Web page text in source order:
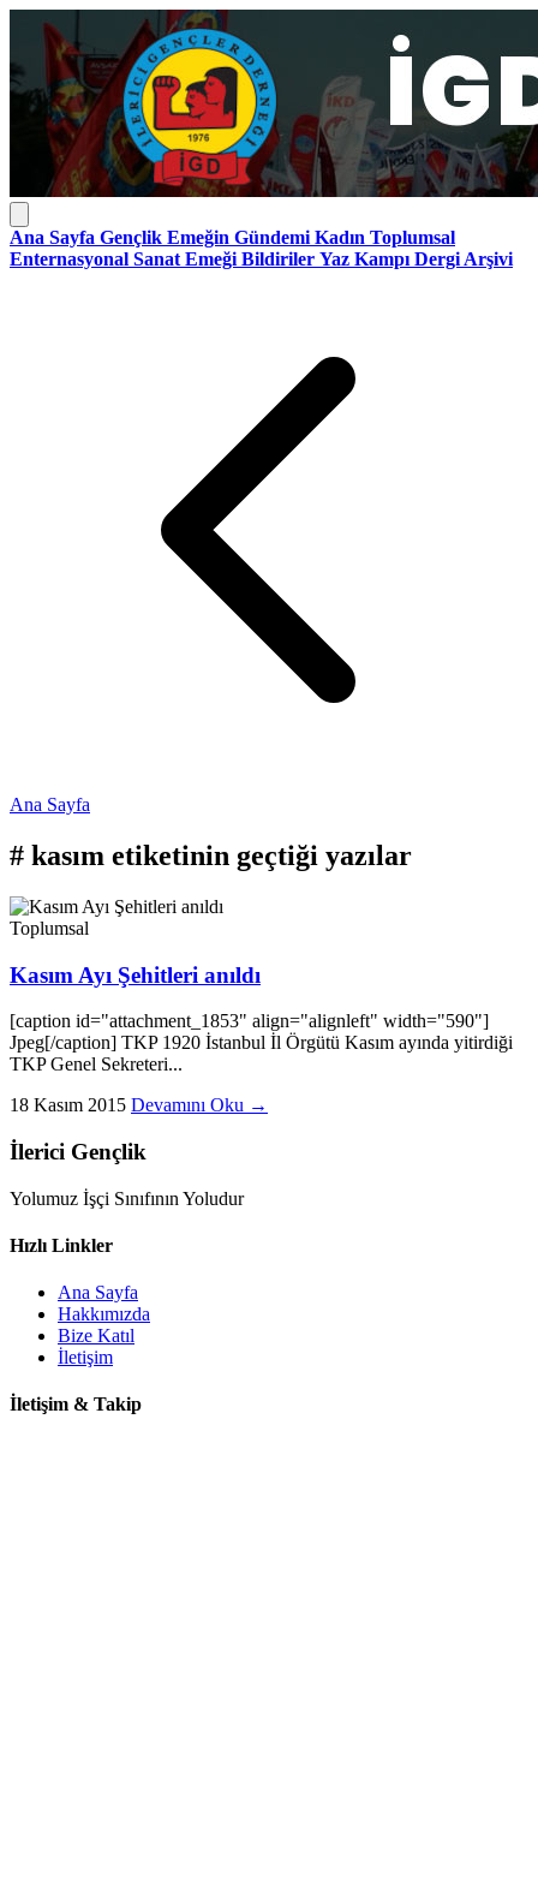
Ana Sayfa Gençlik Emeğin Gündemi Kadın Toplumsal
Enternasyonal Sanat Emeği Bildiriler Yaz Kampı Dergi Arşivi
Ana Sayfa
# kasım etiketinin geçtiği yazılar
Toplumsal
Kasım Ayı Şehitleri anıldı
[caption id="attachment_1853" align="alignleft" width="590"]
Jpeg[/caption] TKP 1920 İstanbul İl Örgütü Kasım ayında yitirdiği
TKP Genel Sekreteri...
18 Kasım 2015 Devamını Oku →
İlerici Gençlik
Yolumuz İşçi Sınıfının Yoludur
Hızlı Linkler
Ana Sayfa
Hakkımızda
Bize Katıl
İletişim
İletişim & Takip